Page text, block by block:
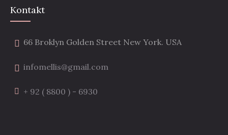
Kontakt
66 Broklyn Golden Street New York. USA
infomellis@gmail.com
+ 92 ( 8800 ) - 6930